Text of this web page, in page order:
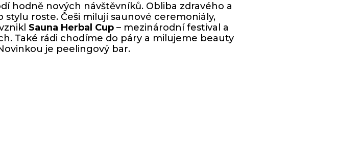
hodně nových návštěvníků. Obliba zdravého a
roste. Češi milují saunové ceremoniály,
Sauna Herbal Cup – mezinárodní festival a
Také rádi chodíme do páry a milujeme beauty
je peelingový bar.